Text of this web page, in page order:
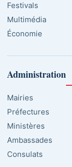
Festivals
Multimédia
Économie
Administration
Mairies
Préfectures
Ministères
Ambassades
Consulats